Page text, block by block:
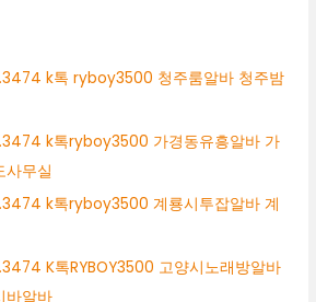
k톡 ryboy3500 청주룸알바 청주밤
k톡ryboy3500 가경동유흥알바 가
사무실
k톡ryboy3500 계룡시투잡알바 계
K톡RYBOY3500 고양시노래방알바
바알바